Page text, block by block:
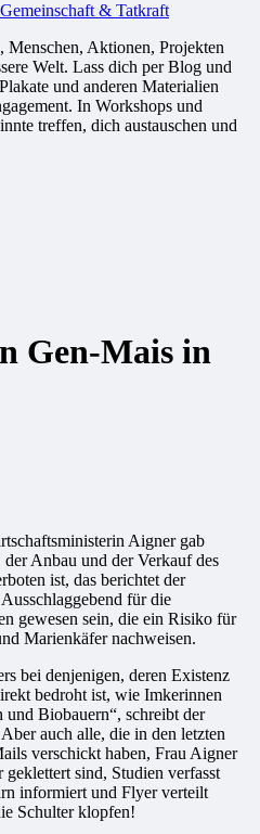
& Tatkraft
Menschen, Aktionen, Projekten
Welt. Lass dich per Blog und
und anderen Materialien
In Workshops und
treffen, dich austauschen und
Gen-Mais in
Aigner gab
Anbau und der Verkauf des
ist, das berichtet der
für die
gewesen sein, die ein Risiko für
Marienkäfer nachweisen.
bei denjenigen, deren Existenz
bedroht ist, wie Imkerinnen
Biobauern“, schreibt der
auch alle, die in den letzten
verschickt haben, Frau Aigner
sind, Studien verfasst
informiert und Flyer verteilt
Schulter klopfen!